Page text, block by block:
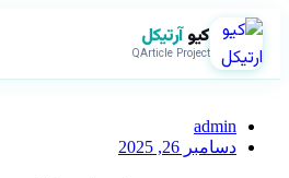
کیوآرتیکل
QArticle Project
admin
دسامبر 26, 2025